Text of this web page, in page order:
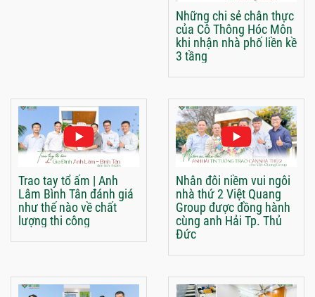
Những chi sẻ chân thực
của Cô Thông Hóc Môn
khi nhận nhà phố liền kề
3 tầng
Trao tay tổ ấm | Anh
Lâm Bình Tân đánh giá
như thế nào về chất
lượng thi công
Nhân đôi niềm vui ngôi
nhà thứ 2 Việt Quang
Group được đồng hành
cùng anh Hải Tp. Thủ
Đức